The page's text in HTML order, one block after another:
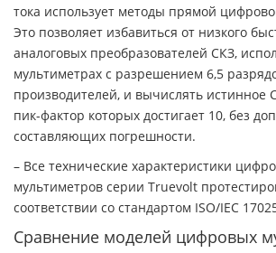
тока использует методы прямой
Это позволяет избавиться от низкого
аналоговых преобразователей СКЗ,
мультиметрах с разрешением 6,5
производителей, и вычислять истинное
пик-фактор которых достигает 10, без
составляющих погрешности.
– Все технические характеристики
мультиметров серии Truevolt
соответствии со стандартом ISO/IEC
Сравнение моделей цифровых